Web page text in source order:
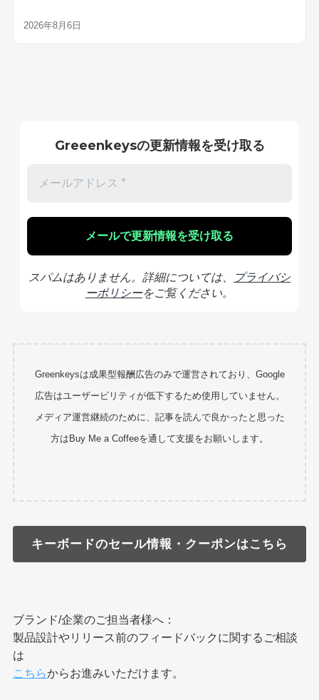
2026年8月6日
Greeenkeysの更新情報を受け取る
スパムはありません。詳細については、
プライバシ
ーポリシーをご覧ください。
Greenkeysは成果型報酬広告のみで運営されており、Google
広告はユーザービリティが低下するため使用していません。
メディア運営継続のために、記事を読んで良かったと思った
方はBuy Me a Coffeeを通して支援をお願いします。
キーボードのセール情報・クーポンはこちら
ブランド/企業のご担当者様へ：
製品設計やリリース前のフィードバックに関するご相談
は
こちらからお進みいただけます。